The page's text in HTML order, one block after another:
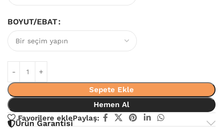
BOYUT/EBAT
Sepete Ekle
Hemen Al
Favorilere eklePaylaş:
Ürün Garantisi